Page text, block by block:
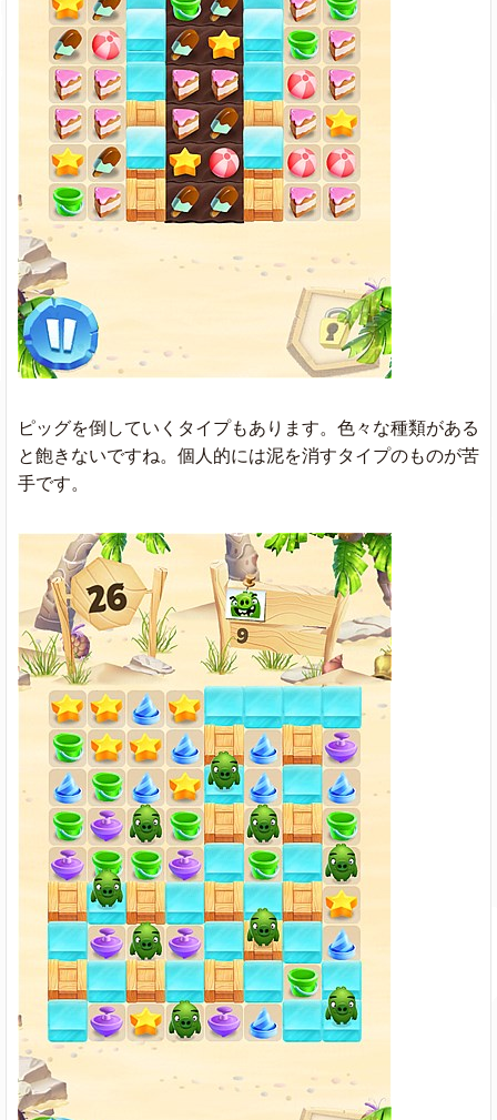
ピッグを倒していくタイプもあります。色々な種類がある
と飽きないですね。個人的には泥を消すタイプのものが苦
手です。